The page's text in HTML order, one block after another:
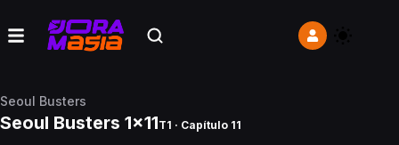
Seoul Busters
Seoul Busters 1x11T1 · Capítulo 11